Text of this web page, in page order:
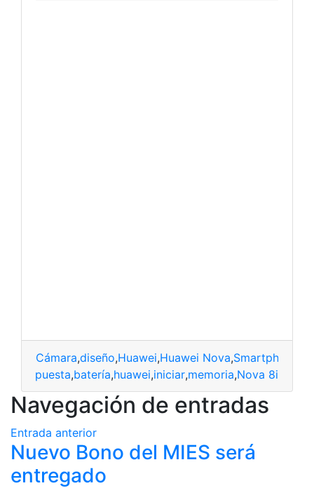
Cámara,diseño,Huawei,Huawei Nova,Smartphone
apuesta,batería,huawei,iniciar,memoria,Nova 8i
Navegación de entradas
Entrada anterior
Nuevo Bono del MIES será
entregado